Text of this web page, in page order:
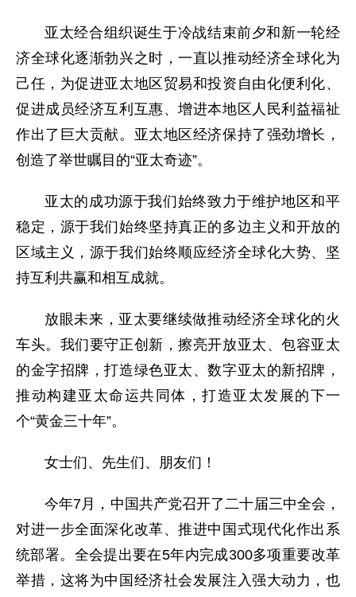
亚太经合组织诞生于冷战结束前夕和新一轮经
济全球化逐渐勃兴之时，一直以推动经济全球化为
己任，为促进亚太地区贸易和投资自由化便利化、
促进成员经济互利互惠、增进本地区人民利益福祉
作出了巨大贡献。亚太地区经济保持了强劲增长，
创造了举世瞩目的“亚太奇迹”。
亚太的成功源于我们始终致力于维护地区和平
稳定，源于我们始终坚持真正的多边主义和开放的
区域主义，源于我们始终顺应经济全球化大势、坚
持互利共赢和相互成就。
放眼未来，亚太要继续做推动经济全球化的火
车头。我们要守正创新，擦亮开放亚太、包容亚太
的金字招牌，打造绿色亚太、数字亚太的新招牌，
推动构建亚太命运共同体，打造亚太发展的下一
个“黄金三十年”。
女士们、先生们、朋友们！
今年7月，中国共产党召开了二十届三中全会，
对进一步全面深化改革、推进中国式现代化作出系
统部署。全会提出要在5年内完成300多项重要改革
举措，这将为中国经济社会发展注入强大动力，也